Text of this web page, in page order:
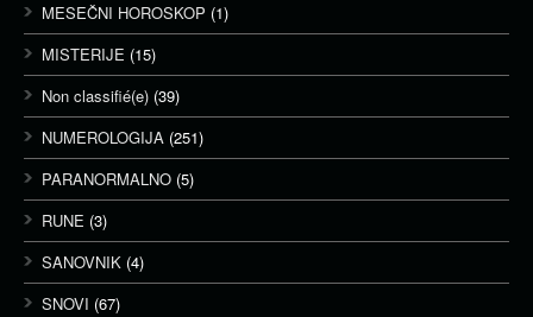
MESEČNI HOROSKOP (1)
MISTERIJE (15)
Non classifié(e) (39)
NUMEROLOGIJA (251)
PARANORMALNO (5)
RUNE (3)
SANOVNIK (4)
SNOVI (67)